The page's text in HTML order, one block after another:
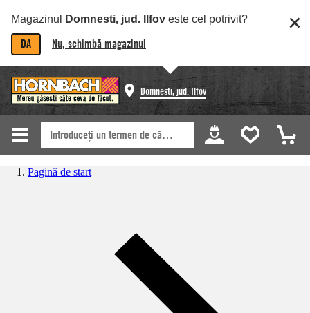
Magazinul Domnesti, jud. Ilfov este cel potrivit?
DA Nu, schimbă magazinul
Domnesti, jud. Ilfov
Pagină de start